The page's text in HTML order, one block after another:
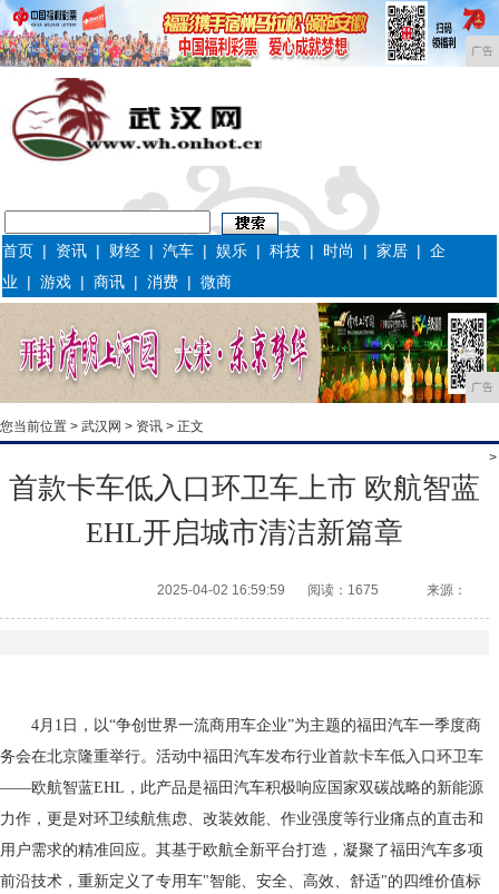
广告
首页 | 资讯 | 财经 |汽车 |娱乐 |科技 | 时尚 |家居 |企
业 |游戏 |商讯 |消费 |微商
广告
您当前位置 > 武汉网 > 资讯 > 正文
>
首款卡车低入口环卫车上市 欧航智蓝
EHL开启城市清洁新篇章
2025-04-02 16:59:59 阅读：1675 来源：
4月1日，以“争创世界一流商用车企业”为主题的福田汽车一季度商
务会在北京隆重举行。活动中福田汽车发布行业首款卡车低入口环卫车
——欧航智蓝EHL，此产品是福田汽车积极响应国家双碳战略的新能源
力作，更是对环卫续航焦虑、改装效能、作业强度等行业痛点的直击和
用户需求的精准回应。其基于欧航全新平台打造，凝聚了福田汽车多项
前沿技术，重新定义了专用车"智能、安全、高效、舒适"的四维价值标